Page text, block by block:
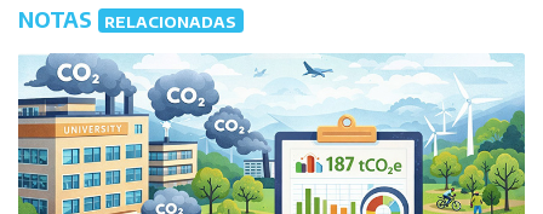
NOTAS RELACIONADAS